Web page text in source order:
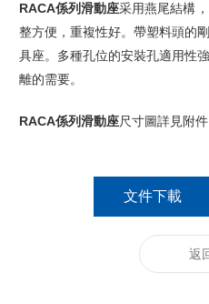
RACA係列滑動座采用燕尾結構
整方便，重複性好。帶塑料頭的
具座。多種孔位的安裝孔適用性
離的需要。
RACA係列滑動座尺寸圖詳見附件
文件下載
返